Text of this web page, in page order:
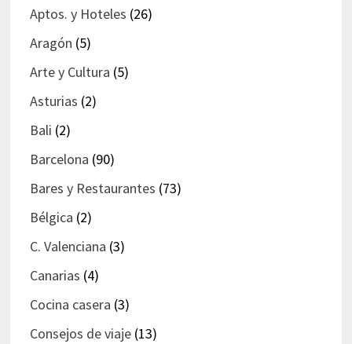
Aptos. y Hoteles (26)
Aragón (5)
Arte y Cultura (5)
Asturias (2)
Bali (2)
Barcelona (90)
Bares y Restaurantes (73)
Bélgica (2)
C. Valenciana (3)
Canarias (4)
Cocina casera (3)
Consejos de viaje(13)